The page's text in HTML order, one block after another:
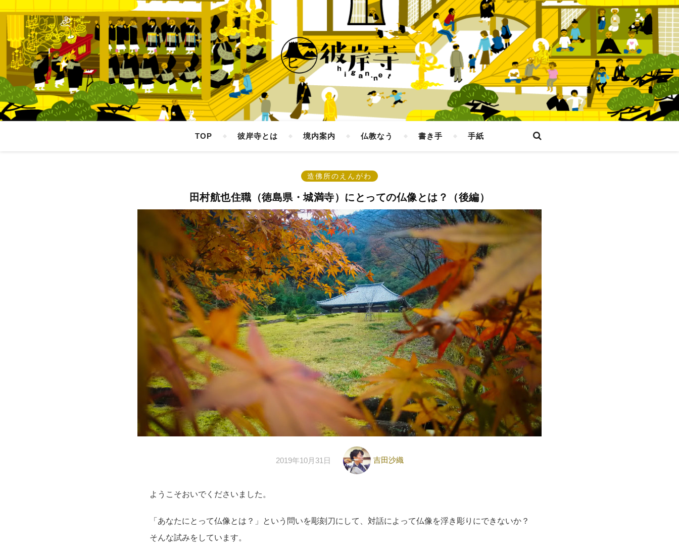
TOP 彼岸寺とは 境内案内 仏教なう 書き手 手紙
造佛所のえんがわ
田村航也住職（徳島県・城満寺）にとっての仏像とは？（後編）
2019年10月31日 吉田沙織
ようこそおいでくださいました。
「あなたにとって仏像とは？」という問いを彫刻刀にして、対話によって仏像を浮き彫りにできないか？
そんな試みをしています。